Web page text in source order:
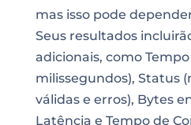
mas isso pode
Seus resultados
adicionais, como
milissegundos), Status
válidas e erros), Bytes
Latência e Tempo de